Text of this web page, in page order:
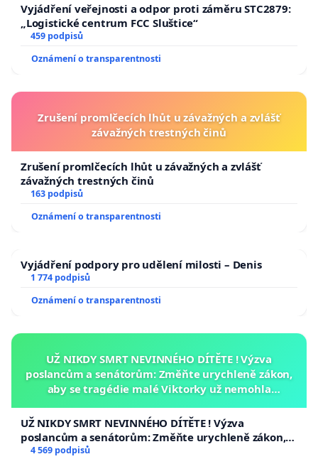
Vyjádření veřejnosti a odpor proti záměru STC2879:
„Logistické centrum FCC Sluštice“
459 podpisů
Oznámení o transparentnosti
Zrušení promlčecích lhůt u závažných a zvlášť
závažných trestných činů
Zrušení promlčecích lhůt u závažných a zvlášť
závažných trestných činů
163 podpisů
Oznámení o transparentnosti
Vyjádření podpory pro udělení milosti – Denis
1 774 podpisů
Oznámení o transparentnosti
UŽ NIKDY SMRT NEVINNÉHO DÍTĚTE ! Výzva
poslancům a senátorům: Změňte urychleně zákon,
aby se tragédie malé Viktorky už nemohla
UŽ NIKDY SMRT NEVINNÉHO DÍTĚTE ! Výzva
poslancům a senátorům: Změňte urychleně zákon,
aby se tragédie malé Viktorky už nemohla opakovat!
4 569 podpisů